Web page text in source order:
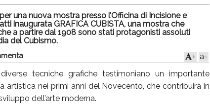
una nuova mostra presso l’Officina di Incisione e
inaugurata GRAFICA CUBISTA, una mostra che
a partire dal 1908 sono stati protagonisti assoluti
del Cubismo.
a-
+
tecniche grafiche testimoniano un importante
artistica nei primi anni del Novecento, che contribuirà in
dell’arte moderna.